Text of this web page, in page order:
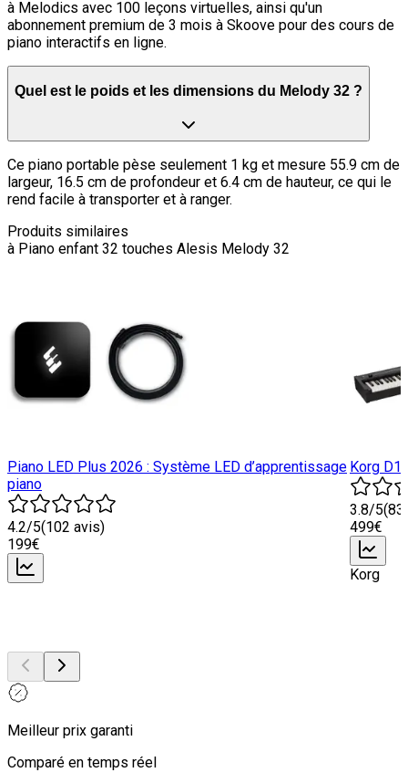
à Melodics avec 100 leçons virtuelles, ainsi qu'un
abonnement premium de 3 mois à Skoove pour des cours de
piano interactifs en ligne.
Quel est le poids et les dimensions du Melody 32 ?
Ce piano portable pèse seulement 1 kg et mesure 55.9 cm de
largeur, 16.5 cm de profondeur et 6.4 cm de hauteur, ce qui le
rend facile à transporter et à ranger.
Produits similaires
à Piano enfant 32 touches Alesis Melody 32
Piano LED Plus 2026 : Système LED d’apprentissage
piano
4.2/5(102 avis)
199€
Korg D1
3.8/5(83
499€
Korg
Meilleur prix garanti
Comparé en temps réel